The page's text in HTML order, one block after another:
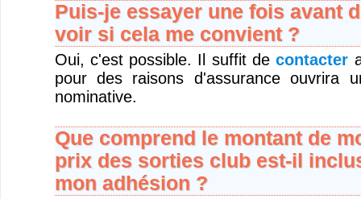
Puis-je essayer une fois avant
voir si cela me convient ?
Oui, c'est possible. Il suffit decontacter
pour des raisons d'assurance ouvrira
nominative.
Que comprend le montant de
prix des sorties club est-il
mon adhésion ?